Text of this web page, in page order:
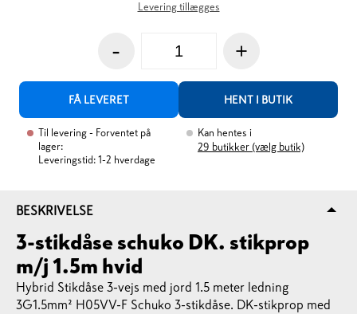
Levering tillægges
- +
FÅ LEVERET HENT I BUTIK
Til levering - Forventet på
lager:
Leveringstid: 1-2 hverdage
Kan hentes i
29 butikker (vælg butik)
BESKRIVELSE
3-stikdåse schuko DK. stikprop
m/j 1.5m hvid
Hybrid Stikdåse 3-vejs med jord 1.5 meter ledning
3G1.5mm² H05VV-F Schuko 3-stikdåse. DK-stikprop med